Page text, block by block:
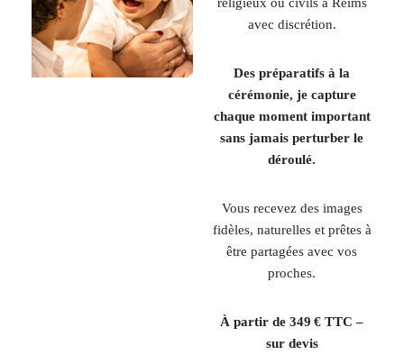
avec discrétion.
Des préparatifs à la
cérémonie, je capture
chaque moment important
sans jamais perturber le
déroulé.
Vous recevez des images
fidèles, naturelles et prêtes à
être partagées avec vos
proches.
À partir de 349 € TTC –
sur devis